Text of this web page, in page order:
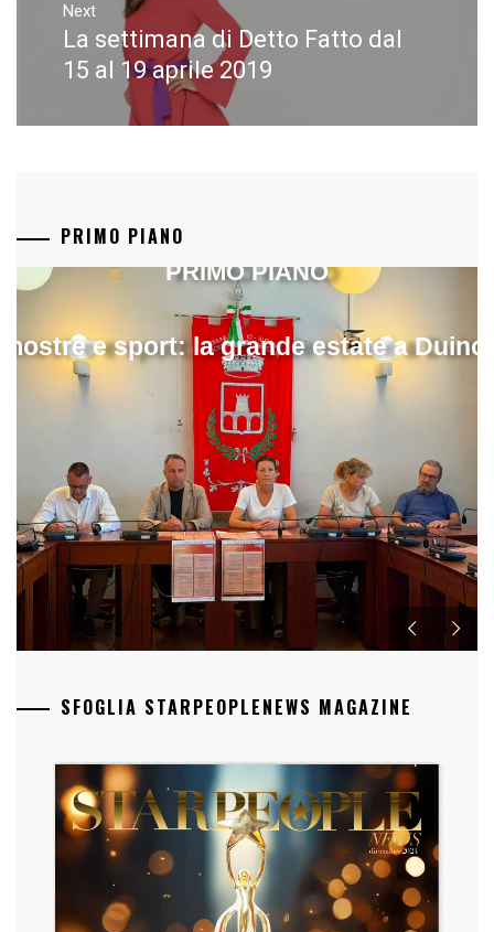
Next
Next
post:
La settimana di Detto Fatto dal
15 al 19 aprile 2019
PRIMO PIANO
e sport: la grande estate a
PRIMO PIANO
SFOGLIA STARPEOPLENEWS MAGAZINE